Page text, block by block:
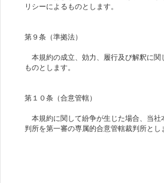
リシーによるものとします。
第９条（準拠法）
本規約の成立、効力、履行及び解釈に関
ものとします。
第１０条（合意管轄）
本規約に関して紛争が生じた場合、当社